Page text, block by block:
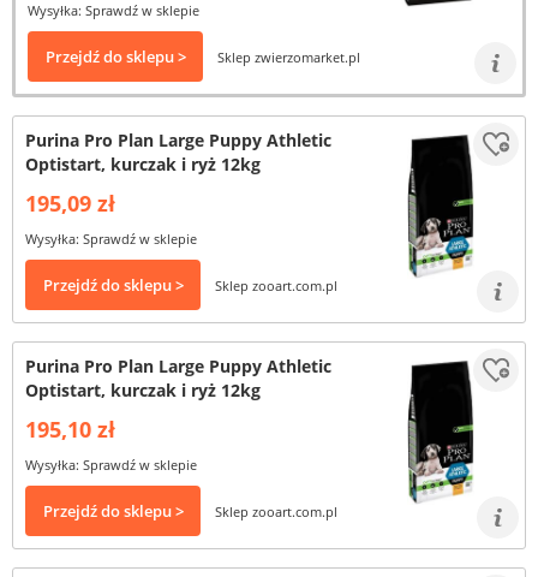
Wysyłka: Sprawdź w sklepie
Przejdź do sklepu > Sklep zwierzomarket.pl
Purina Pro Plan Large Puppy Athletic
Optistart, kurczak i ryż 12kg
195,09 zł
Wysyłka: Sprawdź w sklepie
Przejdź do sklepu > Sklep zooart.com.pl
Purina Pro Plan Large Puppy Athletic
Optistart, kurczak i ryż 12kg
195,10 zł
Wysyłka: Sprawdź w sklepie
Przejdź do sklepu > Sklep zooart.com.pl